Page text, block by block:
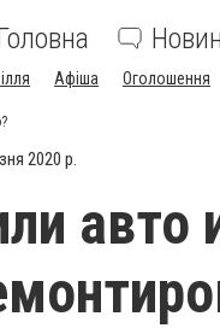
Афіша Оголошення
2020 р.